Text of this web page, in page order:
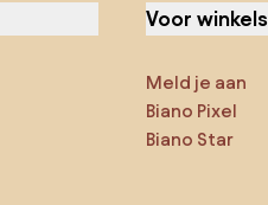
Voor winkels
Meld je aan
Biano Pixel
Biano Star